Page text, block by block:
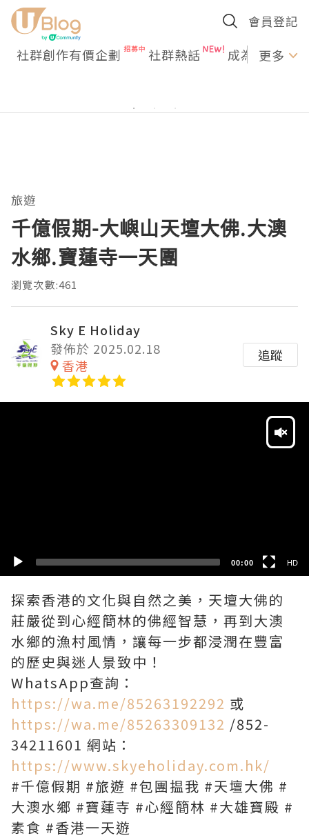
會員登記
社群創作有價企劃 社群熱話 成為U更多
旅遊
千億假期-大嶼山天壇大佛.大澳
水鄉.寶蓮寺一天團
瀏覽次數:461
Sky E Holiday
發佈於 2025.02.18
香港
追蹤
00:00 HD
探索香港的文化與自然之美，天壇大佛的
莊嚴從到心經簡林的佛經智慧，再到大澳
水鄉的漁村風情，讓每一步都浸潤在豐富
的歷史與迷人景致中！
WhatsApp查詢：
https://wa.me/85263192292 或
https://wa.me/85263309132 /852-
34211601 網站：
https://www.skyeholiday.com.hk/
#千億假期 #旅遊 #包團揾我 #天壇大佛 #
大澳水鄉 #寶蓮寺 #心經簡林 #大雄寶殿 #
素食 #香港一天遊